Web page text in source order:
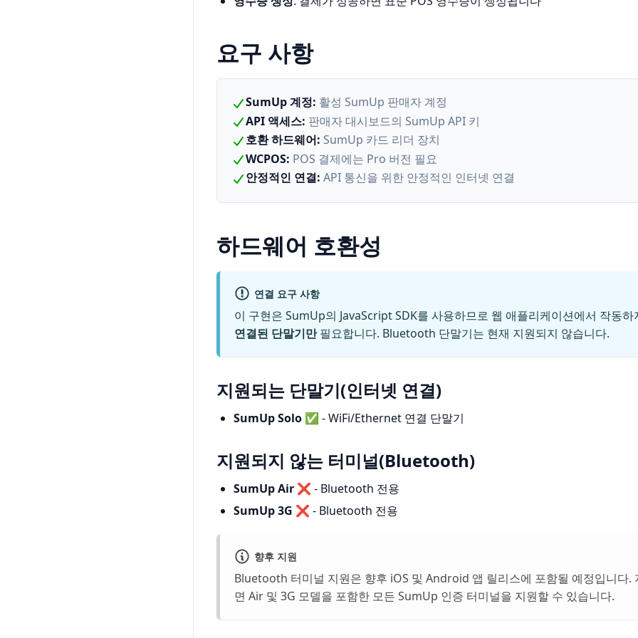
요구 사항
SumUp 계정: 활성 SumUp 판매자 계정
API 액세스: 판매자 대시보드의 SumUp API 키
호환 하드웨어: SumUp 카드 리더 장치
WCPOS: POS 결제에는 Pro 버전 필요
안정적인 연결: API 통신을 위한 안정적인 인터넷 연결
하드웨어 호환성
연결 요구 사항
이 구현은 SumUp의 JavaScript SDK를 사용하므로 웹 애플리케이션에서 작동하
연결된 단말기만필요합니다. Bluetooth 단말기는 현재 지원되지 않습니다.
지원되는 단말기(인터넷 연결)
SumUp Solo ✅ - WiFi/Ethernet 연결 단말기
지원되지 않는 터미널(Bluetooth)
SumUp Air ❌ - Bluetooth 전용
SumUp 3G ❌ - Bluetooth 전용
향후 지원
Bluetooth 터미널 지원은 향후 iOS 및 Android 앱 릴리스에 포함될 예정입니다.
면 Air 및 3G 모델을 포함한 모든 SumUp 인증 터미널을 지원할 수 있습니다.